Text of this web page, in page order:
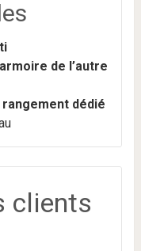
de l’autre
rangement dédié
clients